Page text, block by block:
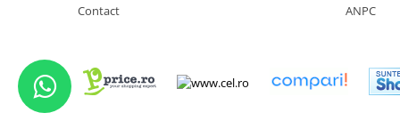
Contact
ANPC